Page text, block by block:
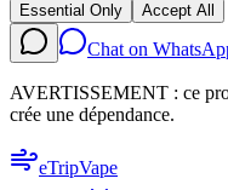
Essential Only Accept All
Chat on
AVERTISSEMENT : ce
crée une dépendance.
eTripVape